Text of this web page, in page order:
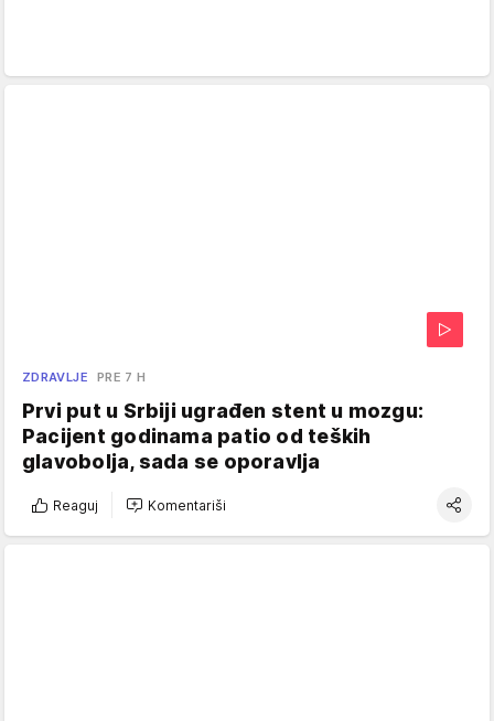
ZDRAVLJE PRE 7 H
Prvi put u Srbiji ugrađen stent u mozgu:
Pacijent godinama patio od teških
glavobolja, sada se oporavlja
Reaguj Komentariši